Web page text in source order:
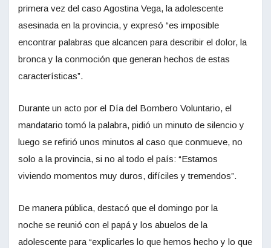
primera vez del caso Agostina Vega, la adolescente
asesinada en la provincia, y expresó “es imposible
encontrar palabras que alcancen para describir el dolor, la
bronca y la conmoción que generan hechos de estas
características”.
Durante un acto por el Día del Bombero Voluntario, el
mandatario tomó la palabra, pidió un minuto de silencio y
luego se refirió unos minutos al caso que conmueve, no
solo a la provincia, si no al todo el país: “Estamos
viviendo momentos muy duros, difíciles y tremendos”.
De manera pública, destacó que el domingo por la
noche se reunió con el papá y los abuelos de la
adolescente para “explicarles lo que hemos hecho y lo que